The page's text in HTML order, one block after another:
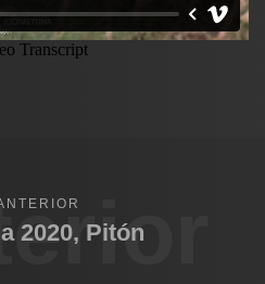
2020, Pitón